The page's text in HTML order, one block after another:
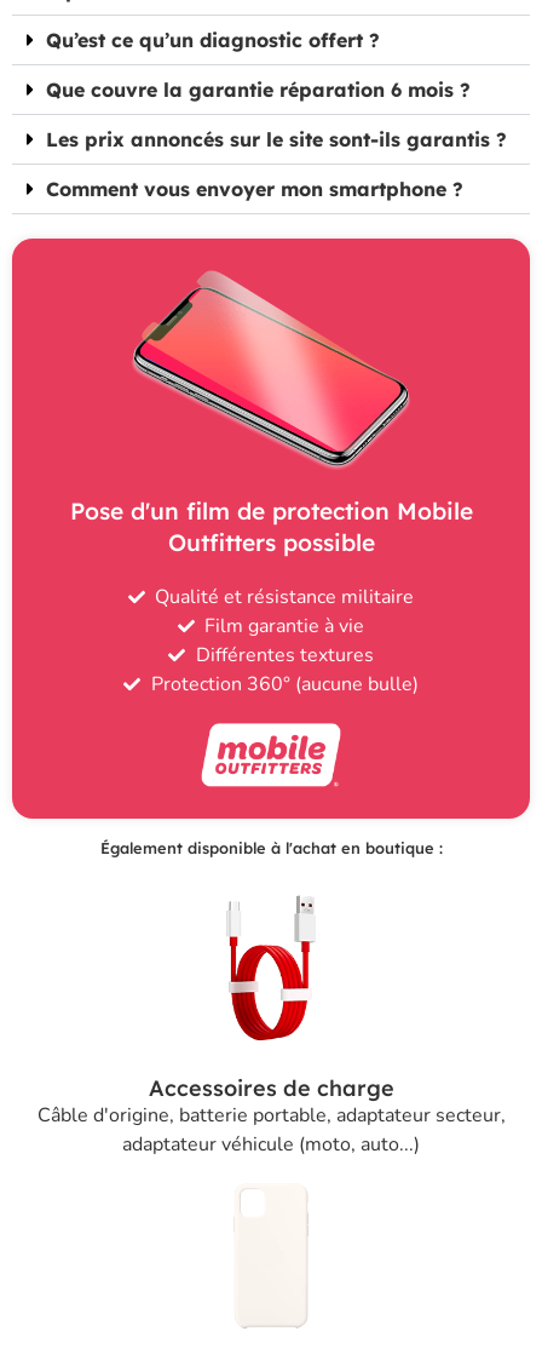
Qu’est ce qu’un diagnostic offert ?
Que couvre la garantie réparation 6 mois ?
Les prix annoncés sur le site sont-ils garantis ?
Comment vous envoyer mon smartphone ?
Pose d'un film de protection Mobile
Outfitters possible
Qualité et résistance militaire
Film garantie à vie
Différentes textures
Protection 360° (aucune bulle)
Également disponible à l'achat en boutique :
Accessoires de charge
Câble d'origine, batterie portable, adaptateur secteur,
adaptateur véhicule (moto, auto...)